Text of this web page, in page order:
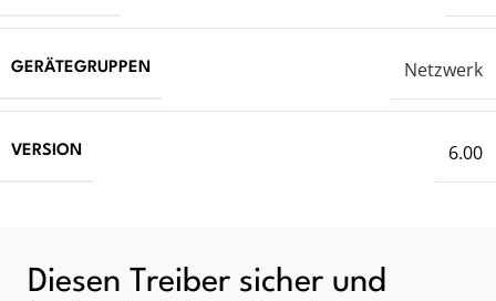
GERÄTEGRUPPEN Netzwerk
VERSION 6.00
Diesen Treiber sicher und